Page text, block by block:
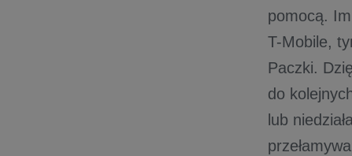
pomocą.
T-Mobile,
Paczki.
do
lub